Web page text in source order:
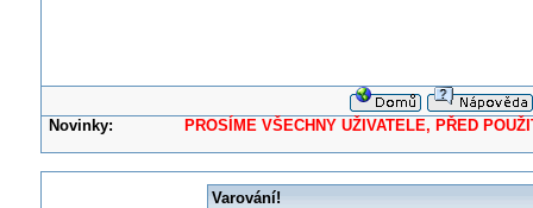
Novinky: PROSÍME VŠECHNY UŽIVATELE, PŘED
Varování!